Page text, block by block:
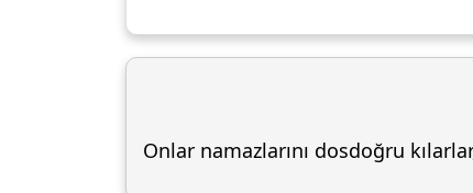
Onlar namazlarını dosdoğru